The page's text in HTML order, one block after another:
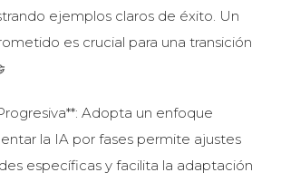
ejemplos claros de éxito. Un
es crucial para una transición
Adopta un enfoque
la IA por fases permite ajustes
específicas y facilita la adaptación